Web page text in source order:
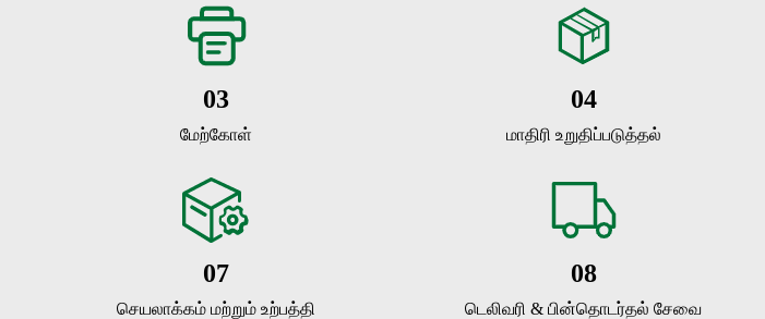
03
மேற்கோள்
04
மாதிரி உறுதிப்படுத்தல்
07
செயலாக்கம் மற்றும் உற்பத்தி
08
டெலிவரி & பின்தொடர்தல் சேவை